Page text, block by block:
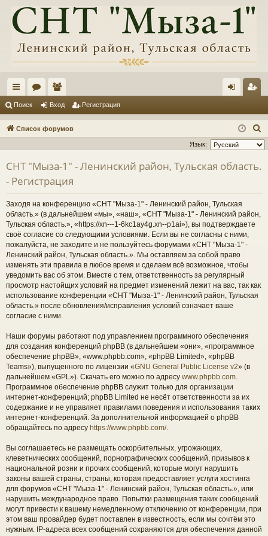
с
ы ум
ол
ьз
и
д ис
тр
Поиск Вход Регистрация
Список форумов
о
Язык:
СНТ "Мыза-1" - Ленинский район, Тульская область.
- Регистрация
Заходя на конференцию «СНТ "Мыза-1" - Ленинский район, Тульская
область.» (в дальнейшем «мы», «наш», «СНТ "Мыза-1" - Ленинский район,
Тульская область.», «https://xn---1-6kc1ay4g.xn--p1ai»), вы подтверждаете
своё согласие со следующими условиями. Если вы не согласны с ними,
пожалуйста, не заходите и не пользуйтесь форумами «СНТ "Мыза-1" -
Ленинский район, Тульская область.». Мы оставляем за собой право
изменять эти правила в любое время и сделаем всё возможное, чтобы
уведомить вас об этом. Вместе с тем, ответственность за регулярный
просмотр настойщих условий на предмет изменений лежит на вас, так как
использование конференции «СНТ "Мыза-1" - Ленинский район, Тульская
область.» после обновления/исправления условий означает ваше
согласие с ними.
Наши форумы работают под управлением программного обеспечения
для создания конференций phpBB (в дальнейшем «они», «программное
обеспечение phpBB», «www.phpbb.com», «phpBB Limited», «phpBB
Teams»), выпущенного по лицензии «GNU General Public License v2» (в
дальнейшем «GPL»). Скачать его можно по адресу www.phpbb.com
Программное обеспечение phpBB служит только для организации
интернет-конференций; phpBB Limited не несёт ответственности за их
содержание и не управляет правилами поведения и использования таких
интернет-конференций. За дополнительной информацией о phpBB
обращайтесь по адресу https://www.phpbb.com/.
Вы соглашаетесь не размещать оскорбительных, угрожающих,
клеветнических сообщений, порнографических сообщений, призывов к
национальной розни и прочих сообщений, которые могут нарушить
законы вашей страны, страны, которая предоставляет услуги хостинга
для форумов «СНТ "Мыза-1" - Ленинский район, Тульская область.», или
нарушить международное право. Попытки размещения таких сообщений
могут привести к вашему немедленному отключению от конференции, при
этом ваш провайдер будет поставлен в известность, если мы сочтём это
нужным. IP-адреса всех сообщений сохраняются для обеспечения данной